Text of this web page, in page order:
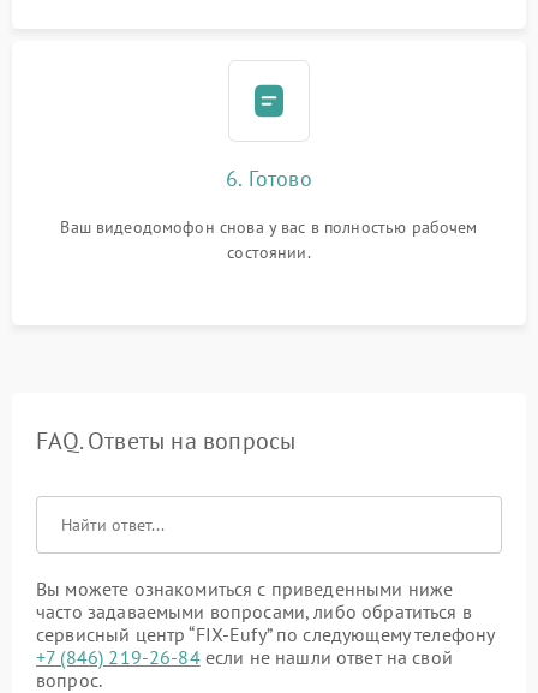
6. Готово
Ваш видеодомофон снова у вас в полностью рабочем
состоянии.
FAQ. Ответы на вопросы
Вы можете ознакомиться с приведенными ниже
часто задаваемыми вопросами, либо обратиться в
сервисный центр “FIX-Eufy” по следующему телефону
+7 (846) 219-26-84если не нашли ответ на свой
вопрос.